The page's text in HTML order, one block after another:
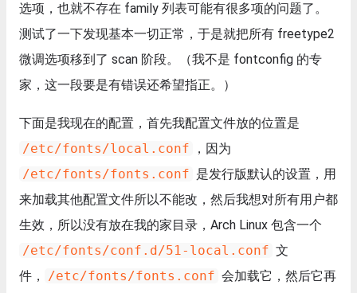
选项，也就不存在 family 列表可能有很多项的问题了。
测试了一下发现基本一切正常，于是就把所有 freetype2
微调选项移到了 scan 阶段。（我不是 fontconfig 的专
家，这一段要是有错误还希望指正。）
下面是我现在的配置，首先我配置文件放的位置是
/etc/fonts/local.conf
，因为
/etc/fonts/fonts.conf 是发行版默认的设置，用
来加载其他配置文件所以不能改，然后我想对所有用户都
生效，所以没有放在我的家目录，Arch Linux 包含一个
/etc/fonts/conf.d/51-local.conf 文
件，
/etc/fonts/fonts.conf 会加载它，然后它再